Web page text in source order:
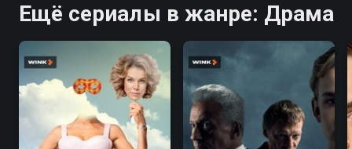
Ещё сериалы в жанре: Драма